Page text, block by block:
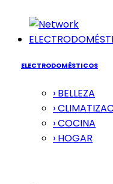
ELECTRODOMÉSTICOS
› BELLEZA
›
› COCINA
› HOGAR